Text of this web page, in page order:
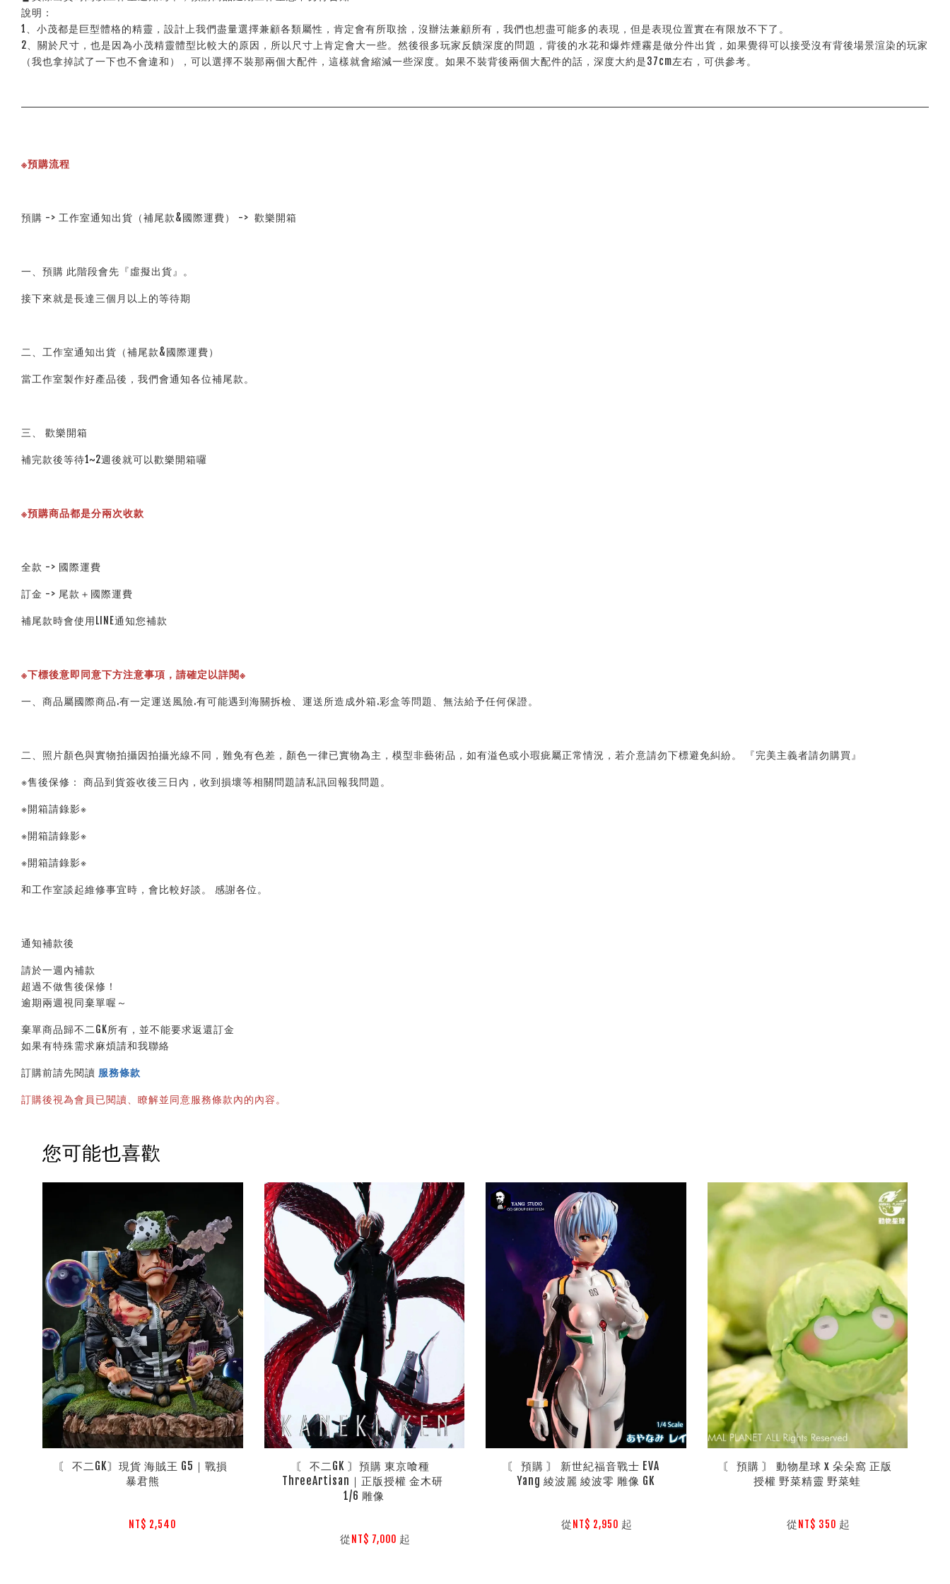
說明：
1、小茂都是巨型體格的精靈，設計上我們盡量選擇兼顧各類屬性，肯定會有所取捨，沒辦法兼顧所有，我們也想盡可能多的表現，但是表現位置實在有限放不下了。
2、關於尺寸，也是因為小茂精靈體型比較大的原因，所以尺寸上肯定會大一些。然後很多玩家反饋深度的問題，背後的水花和爆炸煙霧是做分件出貨，如果覺得可以接受沒有背後場景渲染的玩家
（我也拿掉試了一下也不會違和），可以選擇不裝那兩個大配件，這樣就會縮減一些深度。如果不裝背後兩個大配件的話，深度大約是37cm左右，可供參考。
※預購流程
預購 -> 工作室通知出貨（補尾款&國際運費） ->  歡樂開箱
一、預購 此階段會先『虛擬出貨』。
接下來就是長達三個月以上的等待期
二、工作室通知出貨（補尾款&國際運費）
當工作室製作好產品後，我們會通知各位補尾款。
三、 歡樂開箱
補完款後等待1~2週後就可以歡樂開箱囉
※預購商品都是分兩次收款
全款 -> 國際運費
訂金 -> 尾款＋國際運費
補尾款時會使用LINE通知您補款
※下標後意即同意下方注意事項，請確定以詳閱※
一、商品屬國際商品.有一定運送風險.有可能遇到海關拆檢、運送所造成外箱.彩盒等問題、無法給予任何保證。
二、照片顏色與實物拍攝因拍攝光線不同，難免有色差，顏色一律已實物為主，模型非藝術品，如有溢色或小瑕疵屬正常情況，若介意請勿下標避免糾紛。 『完美主義者請勿購買』
※售後保修： 商品到貨簽收後三日內，收到損壞等相關問題請私訊回報我問題。
※開箱請錄影※
※開箱請錄影※
※開箱請錄影※
和工作室談起維修事宜時，會比較好談。 感謝各位。
通知補款後
請於一週內補款
超過不做售後保修！
逾期兩週視同棄單喔～
棄單商品歸不二GK所有，並不能要求返還訂金
如果有特殊需求麻煩請和我聯絡
訂購前請先閱讀 服務條款
訂購後視為會員已閱讀、瞭解並同意服務條款內的內容。
您可能也喜歡
〘 不二GK〙現貨 海賊王 G5｜戰損
暴君熊
NT$ 2,540
〘 不二GK 〙預購 東京喰種
ThreeArtisan｜正版授權 金木研
1/6 雕像
        從
NT$ 7,000 起
〘 預購 〙 新世紀福音戰士 EVA
Yang 綾波麗 綾波零 雕像 GK
        從
NT$ 2,950 起
〘 預購 〙 動物星球 x 朵朵窩 正版
授權 野菜精靈 野菜蛙
        從
NT$ 350 起